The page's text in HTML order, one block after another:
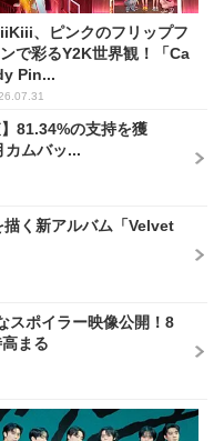
、ピンクのフリップフ
で彩るY2K世界観！「Ca
Pin...
81.34%の支持を獲
カムバッ...
く新アルバム「Velvet
スポイラー映像公開！8
まる